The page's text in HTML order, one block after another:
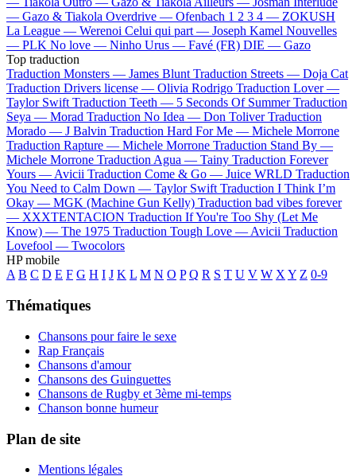
— Gazo & Tiakola Overdrive — Ofenbach 1 2 3 4 — ZOKUSH
La League — Werenoi Celui qui part — Joseph Kamel Nouvelles
— PLK No love — Ninho Urus — Favé (FR) DIE — Gazo
Top traduction
Traduction Monsters — James Blunt Traduction Streets — Doja Cat
Traduction Drivers license — Olivia Rodrigo Traduction Lover —
Taylor Swift Traduction Teeth — 5 Seconds Of Summer Traduction
Seya — Morad Traduction No Idea — Don Toliver Traduction
Morado — J Balvin Traduction Hard For Me — Michele Morrone
Traduction Rapture — Michele Morrone Traduction Stand By —
Michele Morrone Traduction Agua — Tainy Traduction Forever
Yours —Avicii Traduction Come & Go — Juice WRLD Traduction
You Need to Calm Down — Taylor Swift Traduction I Think I’m
Okay — MGK (Machine Gun Kelly) Traduction bad vibes forever
— XXXTENTACION Traduction If You're Too Shy (Let Me
Know) — The 1975 Traduction Tough Love —Avicii Traduction
Lovefool — Twocolors
HP mobile
A B C D E F G H I J K L M N O P Q R S T U V W XY Z 0-9
Thématiques
Chansons pour faire le sexe
Rap Français
Chansons d'amour
Chansons des Guinguettes
Chansons de Rugby et 3ème mi-temps
Chanson bonne humeur
Plan de site
Mentions légales